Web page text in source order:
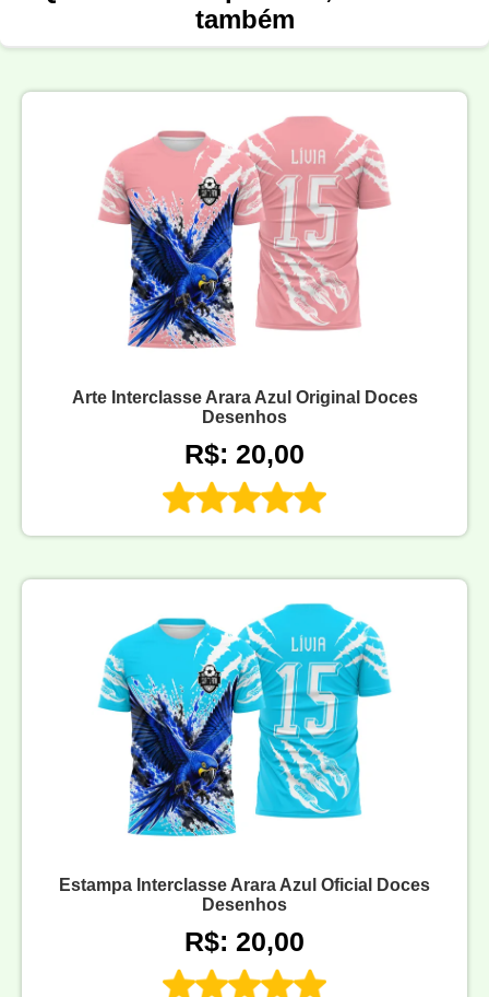
também
Arte Interclasse Arara Azul Original Doces
Desenhos
R$: 20,00
Estampa Interclasse Arara Azul Oficial Doces
Desenhos
R$: 20,00